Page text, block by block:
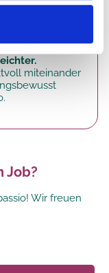
der
miteinander
Job?
Wir freuen